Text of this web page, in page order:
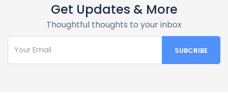
Get Updates & More
Thoughtful thoughts to your inbox